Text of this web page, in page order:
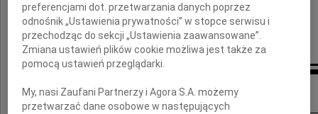
Inne kondolencje
preferencjami dot. przetwarzania danych poprzez
odnośnik „Ustawienia prywatności” w stopce serwisu i
przechodząc do sekcji „Ustawienia zaawansowane”.
Zmiana ustawień plików cookie możliwa jest także za
pomocą ustawień przeglądarki.
My, nasi Zaufani Partnerzy i Agora S.A. możemy
przetwarzać dane osobowe w następujących